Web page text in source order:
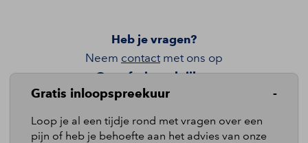
Heb je vragen?
Neem contact met ons op
Onze fysiopraktijken
Locatie MCNO
Locatie De Wedren
Gratis inloopspreekuur
Loop je al een tijdje rond met vragen over een
pijn of heb je behoefte aan het advies van onze